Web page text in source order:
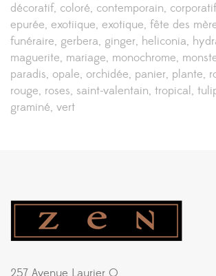
décoratif coloré contemporain corporatif
epurée exotiique exotique fête des
funéraire gerbera ginger heliconia
maguerite mariage monochrome
paradis opale orchidée panier plante
rouge roses saint-valentain tropical
graminé vert